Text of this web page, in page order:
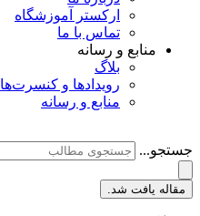
ارکستر آموزشگاه
تماس با ما
منابع و رسانه
بلاگ
رویدادها و کنسرت‌ها
منابع و رسانه
جستجو...
مقاله یافت شد.